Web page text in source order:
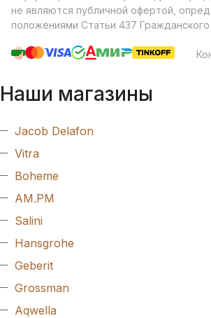
не являются публичной офертой,
положениями Статьи 437
Наши магазины
Jacob Delafon
Vitra
Boheme
AM.PM
Salini
Hansgrohe
Geberit
Grossman
Aqwella